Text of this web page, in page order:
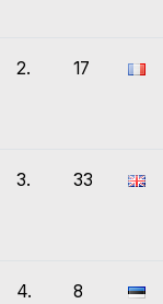
2. 17
3. 33
4. 8